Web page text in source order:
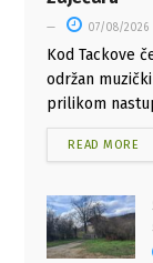
07/08/2026
Kod Tackove
održan
prilikom
READ MORE